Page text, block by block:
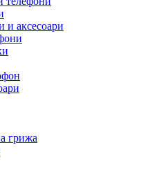
и аксесоари
грижа